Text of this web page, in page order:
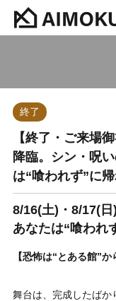
終了
【終了・ご来場
降臨。シン・呪
は“喰われず”に
8/16(土)・8/17(日)
あなたは“喰わ
【恐怖は“とある館”
舞台は、完成したばか